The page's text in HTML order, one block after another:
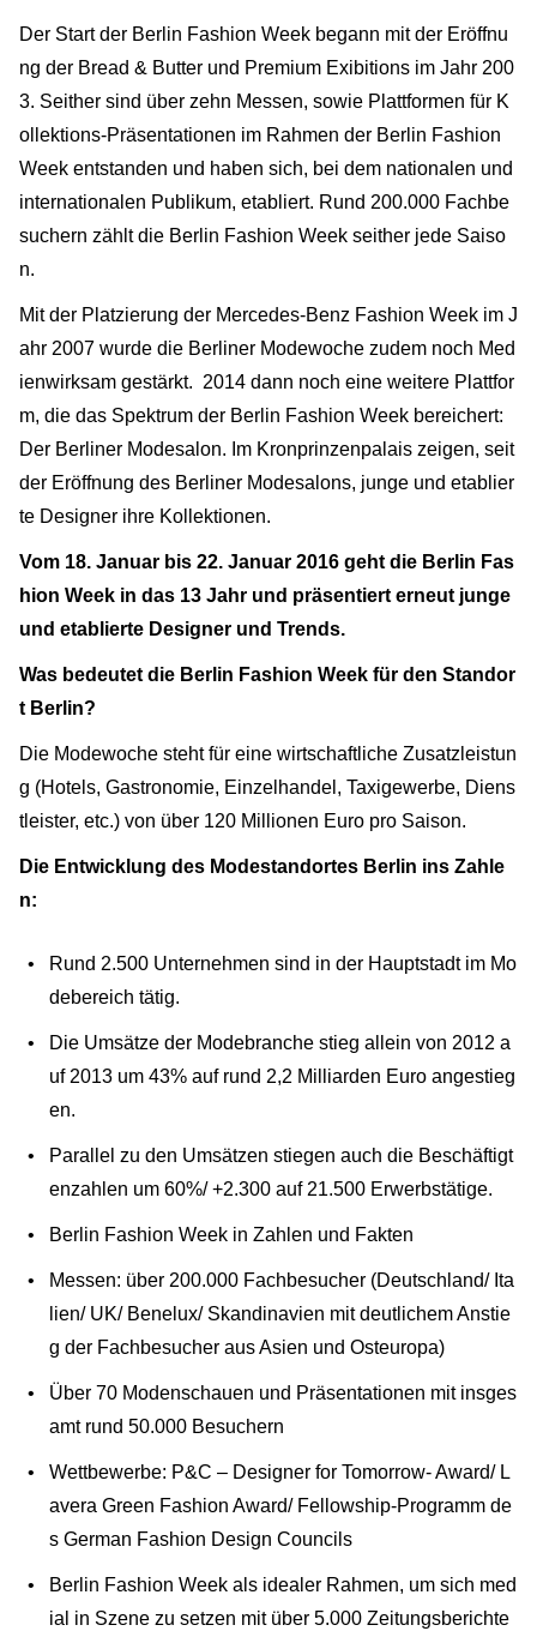
Der Start der Berlin Fashion Week begann mit der Eröffnu
ng der Bread & Butter und Premium Exibitions im Jahr 200
3. Seither sind über zehn Messen, sowie Plattformen für K
ollektions-Präsentationen im Rahmen der Berlin Fashion
Week entstanden und haben sich, bei dem nationalen und
internationalen Publikum, etabliert. Rund 200.000 Fachbe
suchern zählt die Berlin Fashion Week seither jede Saiso
n.
Mit der Platzierung der Mercedes-Benz Fashion Week im J
ahr 2007 wurde die Berliner Modewoche zudem noch Med
ienwirksam gestärkt. 2014 dann noch eine weitere Plattfor
m, die das Spektrum der Berlin Fashion Week bereichert:
Der Berliner Modesalon. Im Kronprinzenpalais zeigen, seit
der Eröffnung des Berliner Modesalons, junge und etablier
te Designer ihre Kollektionen.
Vom 18. Januar bis 22. Januar 2016 geht die Berlin Fas
hion Week in das 13 Jahr und präsentiert erneut junge
und etablierte Designer und Trends.
Was bedeutet die Berlin Fashion Week für den Standor
t Berlin?
Die Modewoche steht für eine wirtschaftliche Zusatzleistun
g (Hotels, Gastronomie, Einzelhandel, Taxigewerbe, Diens
tleister, etc.) von über 120 Millionen Euro pro Saison.
Die Entwicklung des Modestandortes Berlin ins Zahle
n:
Rund 2.500 Unternehmen sind in der Hauptstadt im Mo
debereich tätig.
Die Umsätze der Modebranche stieg allein von 2012 a
uf 2013 um 43% auf rund 2,2 Milliarden Euro angestieg
en.
Parallel zu den Umsätzen stiegen auch die Beschäftigt
enzahlen um 60%/ +2.300 auf 21.500 Erwerbstätige.
Berlin Fashion Week in Zahlen und Fakten
Messen: über 200.000 Fachbesucher (Deutschland/ Ita
lien/ UK/ Benelux/ Skandinavien mit deutlichem Anstie
g der Fachbesucher aus Asien und Osteuropa)
Über 70 Modenschauen und Präsentationen mit insges
amt rund 50.000 Besuchern
Wettbewerbe: P&C – Designer for Tomorrow- Award/ L
avera Green Fashion Award/ Fellowship-Programm de
s German Fashion Design Councils
Berlin Fashion Week als idealer Rahmen, um sich med
ial in Szene zu setzen mit über 5.000 Zeitungsberichte